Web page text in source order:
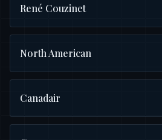
René Couzinet
North American
Canadair